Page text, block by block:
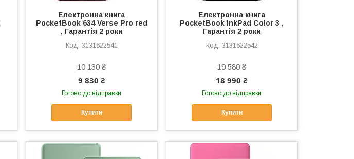
Електронна книга
PocketBook 634 Verse Pro red
, Гарантія 2 роки
3131622541
10 130 ₴
9 830 ₴
Готово до відправки
Купити
Електронна книга
PocketBook InkPad Color 3 ,
Гарантія 2 роки
3131622542
19 580 ₴
18 990 ₴
Готово до відправки
Купити